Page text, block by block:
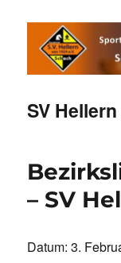
SV
– SV
Datum:3.